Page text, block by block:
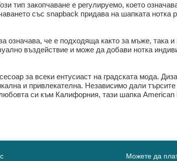
тип закопчаване е регулируемо, което
със snapback придава на шапката нотка
означава, че е подходяща както за мъже, така и
въздействие и може да добави нотка
за всеки ентусиаст на градската мода.
и привлекателна. Независимо дали
си към Калифорния, тази шапка
Можете да